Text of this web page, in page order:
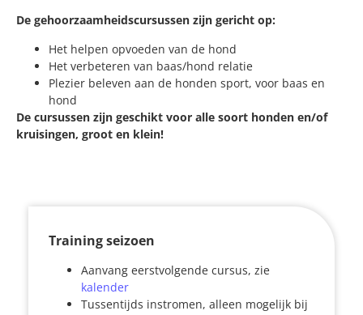
De gehoorzaamheidscursussen zijn gericht op:
Het helpen opvoeden van de hond
Het verbeteren van baas/hond relatie
Plezier beleven aan de honden sport, voor baas en
hond
De cursussen zijn geschikt voor alle soort honden en/of
kruisingen, groot en klein!
Training seizoen
Aanvang eerstvolgende cursus, zie
kalender
Tussentijds instromen, alleen mogelijk bij